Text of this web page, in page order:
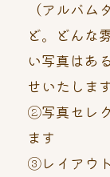
（アルバ
ど。どんな
い写真はあ
せいたします
②写真セレ
ます
③レイアウ